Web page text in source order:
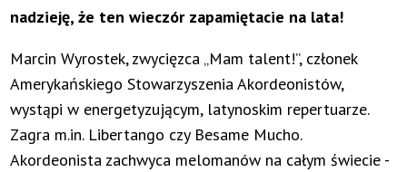
nadzieję, że ten wieczór zapamiętacie na lata!
Marcin Wyrostek, zwycięzca „Mam talent!”, członek
Amerykańskiego Stowarzyszenia Akordeonistów,
wystąpi w energetyzującym, latynoskim repertuarze.
Zagra m.in. Libertango czy Besame Mucho.
Akordeonista zachwyca melomanów na całym świecie -